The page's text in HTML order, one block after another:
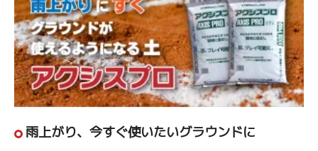
雨上がり、今すぐ使いたいグラウンドに